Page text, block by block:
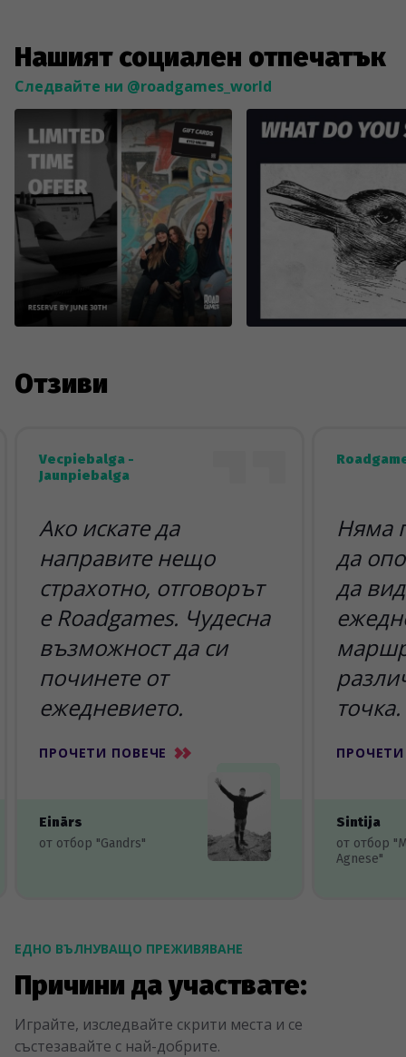
Нашият социален отпечатък
Следвайте ни @roadgames_world
Отзиви
Vecpiebalga -
Jaunpiebalga
Ако искате да
направите нещо
страхотно, отговорът
е Roadgames. Чудесна
възможност да си
починете от
ежедневието.
ПРОЧЕТИ ПОВЕЧЕ
Einārs
от отбор "Gandrs"
Няма
да
да
точка.
Sintija
от отбор
Agnese"
ЕДНО ВЪЛНУВАЩО ПРЕЖИВЯВАНЕ
Причини да участвате:
Играйте, изследвайте скрити места и се
състезавайте с най-добрите.